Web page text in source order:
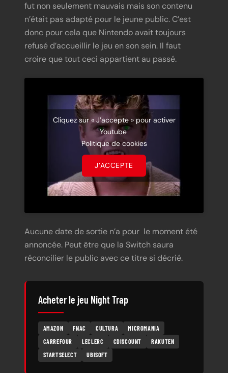
fut non seulement mauvais mais son contenu
n’était pas adapté pour le jeune public. C’est
donc pour cela que Nintendo avait toujours
refusé d’accueillir le jeu en son sein. Il faut
croire que tout ceci appartient au passé.
Cliquez sur « J’accepte » pour activer
Youtube
Politique de cookies
J’ACCEPTE
Aucune date de sortie n’a pour le moment été
annoncée. Peut être que la Switch saura
réconcilier le public avec ce titre si décrié.
Acheter le jeu Night Trap
AMAZON FNAC CULTURA
MICROMANIA
CARREFOUR
LECLERC CDISCOUNT
RAKUTEN
STARTSELECT
UBISOFT